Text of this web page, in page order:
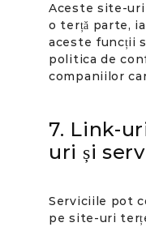
Aceste site-uri
o terță parte,
aceste funcții
politica de
companiilor
7. Link-
uri și
Serviciile pot
pe site-uri